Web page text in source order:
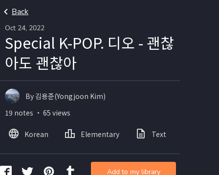
Back
Oct 24, 2022
Special K-POP. 디오 - 괜찮
아도 괜찮아
By 김용준(Yongjoon Kim)
19 notes ・ 65 views
Korean Elementary Text
Add to my library